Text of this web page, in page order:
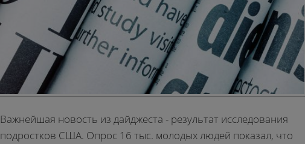
Важнейшая новость из дайджеста - результат исследования
подростков США. Опрос 16 тыс. молодых людей показал, что